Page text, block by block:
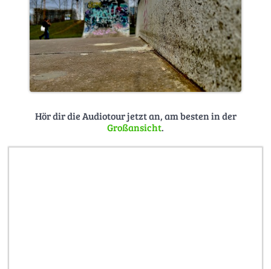
Hör dir die Audiotour jetzt an, am besten in der
Großansicht.